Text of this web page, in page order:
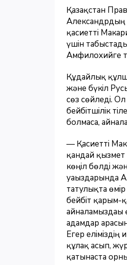
Қазақстан
Александрдың
қасиетті
үшін
Амфилохийге
Құдайлық
және бүкіл
сөз сөйледі.
бейбітшілік
болмаса,
— Қасиетті
қандай қызмет
көңіл бөлді
уағыздарында
татулықта
бейбіт қарым-
адамдар
Егер еліміздің
құлақ асып,
қатынаста